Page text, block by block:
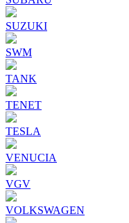
SUZUKI
SWM
TANK
TENET
TESLA
VENUCIA
VGV
VOLKSWAGEN